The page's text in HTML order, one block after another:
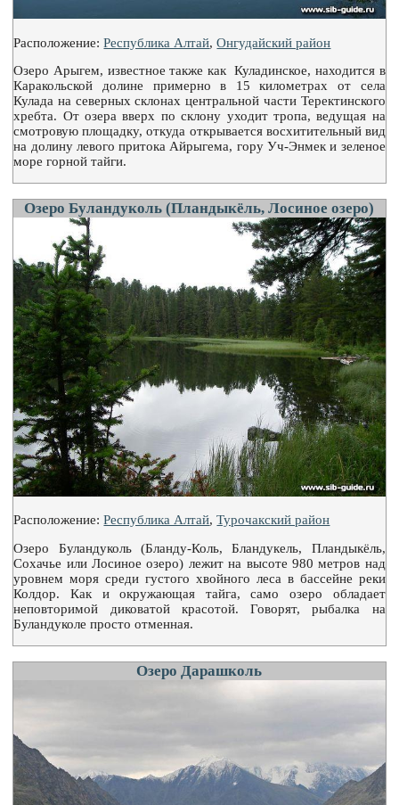
Расположение:Республика Алтай,Онгудайский район
Озеро Арыгем, известное также как Куладинское, находится в
Каракольской долине примерно в 15 километрах от села
Кулада на северных склонах центральной части Теректинского
хребта. От озера вверх по склону уходит тропа, ведущая на
смотровую площадку, откуда открывается восхитительный вид
на долину левого притока Айрыгема, гору Уч-Энмек и зеленое
море горной тайги.
Озеро Буландуколь (Пландыкёль, Лосиное озеро)
Расположение:Республика Алтай,Турочакский район
Озеро Буландуколь (Бланду-Коль, Бландукель, Пландыкёль,
Сохачье или Лосиное озеро) лежит на высоте 980 метров над
уровнем моря среди густого хвойного леса в бассейне реки
Колдор. Как и окружающая тайга, само озеро обладает
неповторимой диковатой красотой. Говорят, рыбалка на
Буландуколе просто отменная.
Озеро Дарашколь